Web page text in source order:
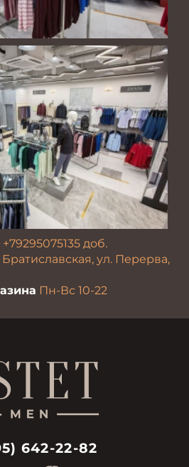
+79295075135 доб.
ул. Перерва,
Пн-Вс 10-22
642-22-82